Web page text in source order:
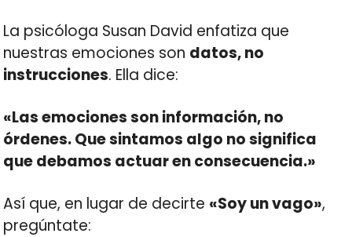
La psicóloga Susan David enfatiza que
nuestras emociones son datos, no
instrucciones. Ella dice:
«Las emociones son información, no
órdenes. Que sintamos algo no significa
que debamos actuar en consecuencia.»
Así que, en lugar de decirte «Soy un vago»,
pregúntate: